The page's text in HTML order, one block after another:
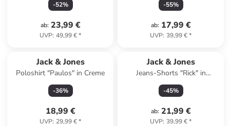
-52%
ab: 23,99 €
UVP: 49,99 €*
-55%
ab: 17,99 €
UVP: 39,99 €*
Jack & Jones
Poloshirt "Paulos" in Creme
-36%
18,99 €
UVP: 29,99 €*
Jack & Jones
Jeans-Shorts "Rick" in
Schwarz
-45%
ab: 21,99 €
UVP: 39,99 €*